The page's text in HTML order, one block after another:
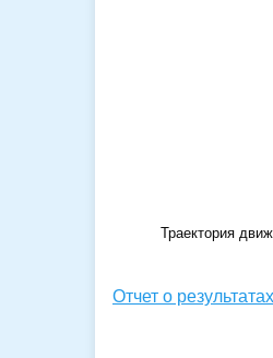
Траектория
Отчет о